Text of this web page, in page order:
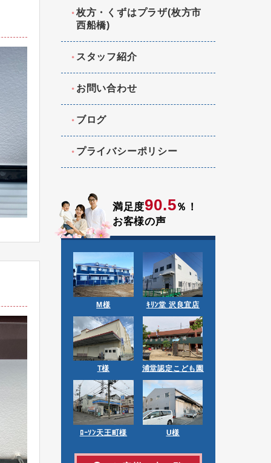
枚方・くずはプラザ(枚方市
西船橋)
スタッフ紹介
お問い合わせ
ブログ
プライバシーポリシー
満足度90.5％！
お客様の声
M様 ｷﾘﾝ堂 沢良宜店
T様 浦堂認定こども園
ﾛｰｿﾝ天王町様 U様